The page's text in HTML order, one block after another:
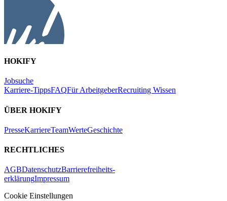
HOKIFY
Jobsuche
Karriere-TippsFAQFür ArbeitgeberRecruiting Wissen
ÜBER HOKIFY
PresseKarriereTeamWerteGeschichte
RECHTLICHES
AGBDatenschutzBarrierefreiheits-
erklärungImpressum
Cookie Einstellungen